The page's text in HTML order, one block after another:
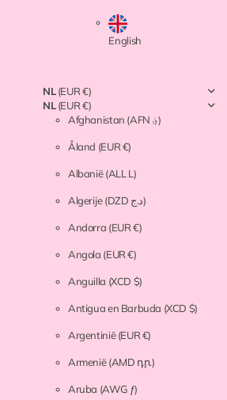
English
NL(EUR €)
NL(EUR €)
Afghanistan
(AFN ؋)
Åland (EUR €)
Albanië(ALL L)
Algerije (DZD د.ج)
Andorra (EUR €)
Angola (EUR €)
Anguilla (XCD $)
Antigua en Barbuda (XCD $)
Argentinië(EUR €)
Armenië(AMD դր.)
Aruba (AWG ƒ)